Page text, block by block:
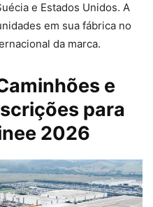
e Estados Unidos. A
em sua fábrica no
da marca.
e
para
2026